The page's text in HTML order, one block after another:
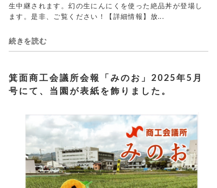
生中継されます。幻の生にんにくを使った絶品丼が登場し
ます。是非、ご覧ください！【詳細情報】放...
続きを読む
箕面商工会議所会報「みのお」2025年5月
号にて、当園が表紙を飾りました。